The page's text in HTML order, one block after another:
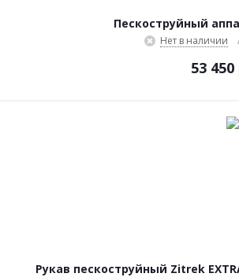
Пескоструйный
Нет в наличии
53 450
Рукав пескоструйный Zitrek